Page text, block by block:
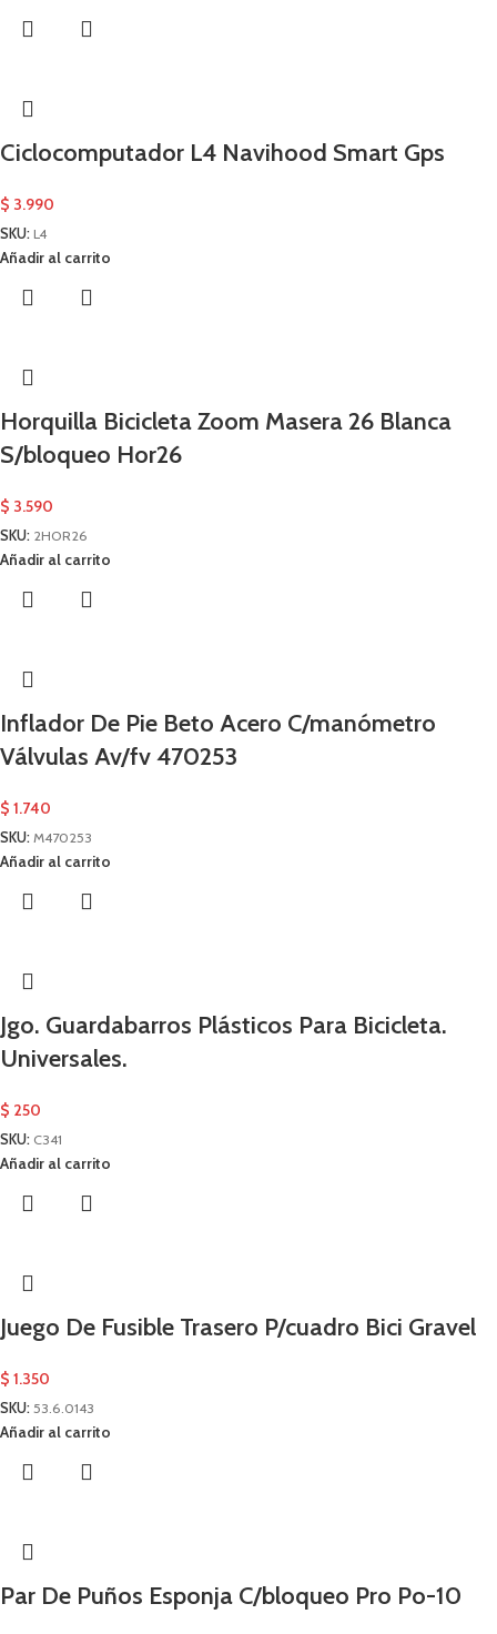
Ciclocomputador L4 Navihood Smart Gps
$ 3.990
SKU: L4
Añadir al carrito
Horquilla Bicicleta Zoom Masera 26 Blanca
S/bloqueo Hor26
$ 3.590
SKU: 2HOR26
Añadir al carrito
Inflador De Pie Beto Acero C/manómetro
Válvulas Av/fv 470253
$ 1.740
SKU: M470253
Añadir al carrito
Jgo. Guardabarros Plásticos Para Bicicleta.
Universales.
$ 250
SKU: C341
Añadir al carrito
Juego De Fusible Trasero P/cuadro Bici Gravel
$ 1.350
SKU: 53.6.0143
Añadir al carrito
Par De Puños Esponja C/bloqueo Pro Po-10